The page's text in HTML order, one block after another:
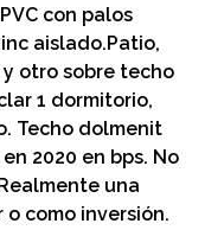
con palos
aislado.Patio,
otro sobre techo
1 dormitorio,
Techo dolmenit
2020 en bps. No
una
como inversión.